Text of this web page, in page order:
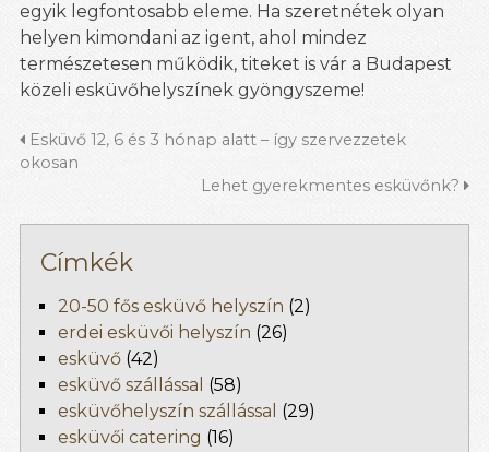
egyik legfontosabb eleme. Ha szeretnétek olyan
helyen kimondani az igent, ahol mindez
természetesen működik, titeket is vár a Budapest
közeli esküvőhelyszínek gyöngyszeme!
Esküvő 12, 6 és 3 hónap alatt – így szervezzetek
okosan
Lehet gyerekmentes esküvőnk?
Címkék
20-50 fős esküvő helyszín (2)
erdei esküvői helyszín (26)
esküvő (42)
esküvő szállással (58)
esküvőhelyszín szállással (29)
esküvői catering (16)